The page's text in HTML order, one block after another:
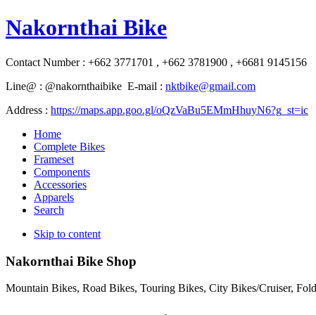
Nakornthai Bike
Contact Number : +662 3771701 , +662 3781900 , +6681 9145156
Line@ : @nakornthaibike E-mail : nktbike@gmail.com
Address : https://maps.app.goo.gl/oQzVaBu5EMmHhuyN6?g_st=ic
Home
Complete Bikes
Frameset
Components
Accessories
Apparels
Search
Skip to content
Nakornthai Bike Shop
Mountain Bikes, Road Bikes, Touring Bikes, City Bikes/Cruiser,